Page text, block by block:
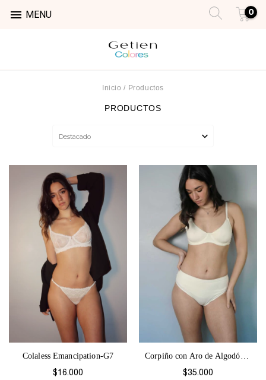
 MENU 0
Inicio / Productos
PRODUCTOS
Colaless Emancipation-G7
$16.000 $35.000